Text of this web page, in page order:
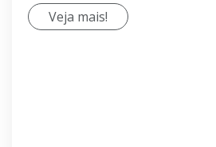
Veja mais!